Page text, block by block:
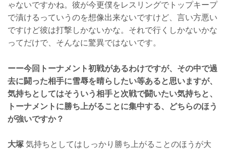
ゃないですかね。彼が今更僕をレスリングでトップキープ
で漬けるっていうのを想像出来ないですけど、言い方悪い
ですけど彼は打撃しかないかな。それで行くしかないかな
ってだけで、そんなに驚異ではないです。
ーー今回トーナメント初戦があるわけですが、その中で過
去に闘った相手に雪辱を晴らしたい等あると思いますが、
気持ちとしてはそういう相手と次戦で闘いたい気持ちと、
トーナメントに勝ち上がることに集中する、どちらのほう
が強いですか？
大塚 気持ちとしてはしっかり勝ち上がることのほうが大